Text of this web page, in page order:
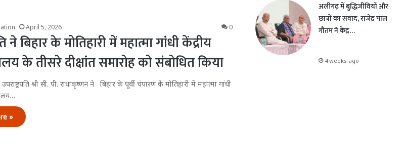
April 5, 2026 0
ने बिहार के मोतिहारी में महात्मा गांधी केंद्रीय
के तीसरे दीक्षांत समारोह को संबोधित किया
श्री सी. पी. राधाकृष्णन ने बिहार के पूर्वी चंपारण के मोतिहारी में महात्मा गांधी
»
अलीगढ़ में बुद्धिजीवियों और
छात्रों का संवाद, राजेंद्र पाल
गौतम ने केंद्र…
4 weeks ago